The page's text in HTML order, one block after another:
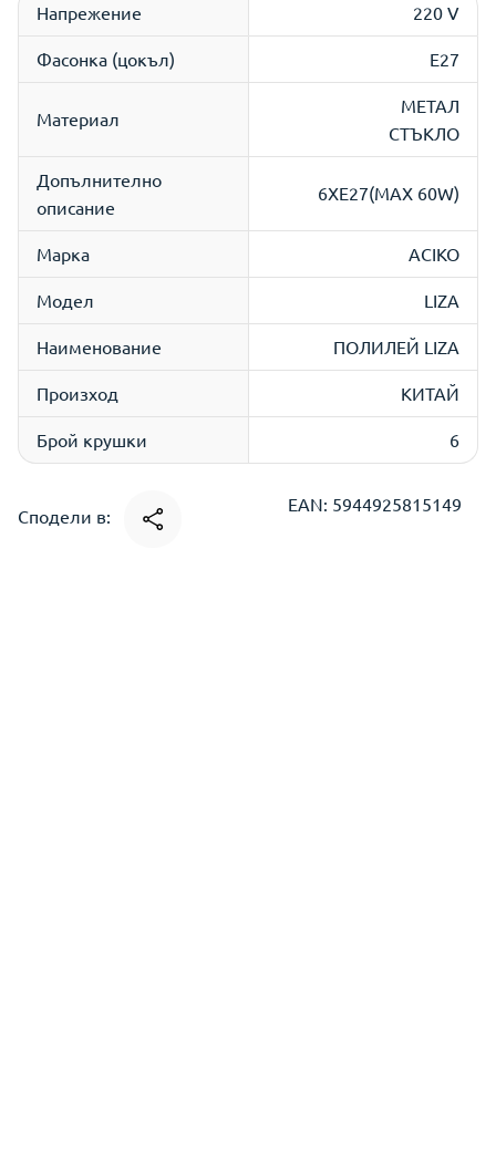
Напрежение 220 V
Фасонка (цокъл) E27
Материал
МЕТАЛ
СТЪКЛО
Допълнително
описание
6XE27(MAX 60W)
Марка ACIKO
Модел LIZA
Наименование ПОЛИЛЕЙ LIZA
Произход КИТАЙ
Брой крушки 6
Сподели в:
EAN: 5944925815149